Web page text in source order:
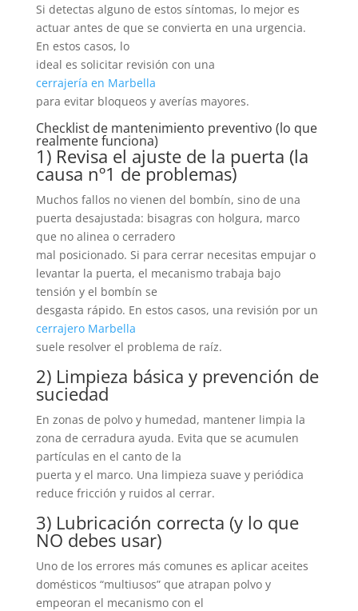
Si detectas alguno de estos síntomas, lo mejor es
actuar antes de que se convierta en una urgencia.
En estos casos, lo
ideal es solicitar revisión con una
cerrajería en Marbella
para evitar bloqueos y averías mayores.
Checklist de mantenimiento preventivo (lo que
realmente funciona)
1) Revisa el ajuste de la puerta (la
causa nº1 de problemas)
Muchos fallos no vienen del bombín, sino de una
puerta desajustada: bisagras con holgura, marco
que no alinea o cerradero
mal posicionado. Si para cerrar necesitas empujar o
levantar la puerta, el mecanismo trabaja bajo
tensión y el bombín se
desgasta rápido. En estos casos, una revisión por un
cerrajero Marbella
suele resolver el problema de raíz.
2) Limpieza básica y prevención de
suciedad
En zonas de polvo y humedad, mantener limpia la
zona de cerradura ayuda. Evita que se acumulen
partículas en el canto de la
puerta y el marco. Una limpieza suave y periódica
reduce fricción y ruidos al cerrar.
3) Lubricación correcta (y lo que
NO debes usar)
Uno de los errores más comunes es aplicar aceites
domésticos “multiusos” que atrapan polvo y
empeoran el mecanismo con el